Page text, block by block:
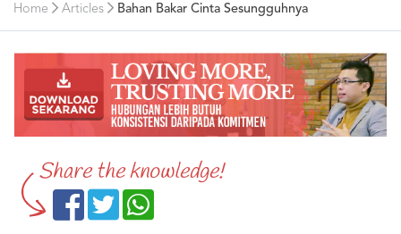
Home Articles Bahan Bakar Cinta Sesungguhnya
Share the knowledge!